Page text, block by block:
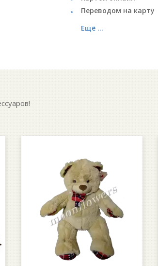
Переводом на карту
Ещё ...